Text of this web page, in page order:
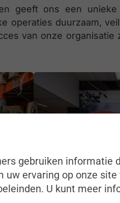
geeft ons een
operaties duurzaam,
van onze organisatie
gebruiken informatie
uw ervaring op onze
U kunt meer